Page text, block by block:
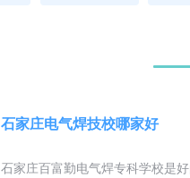
石家庄电气焊技校哪家好
石家庄百富勤电气焊专科学校是好